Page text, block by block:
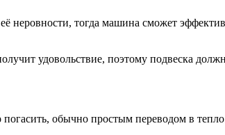
неровности, тогда машина сможет
удовольствие, поэтому подвеска
погасить, обычно простым переводом в